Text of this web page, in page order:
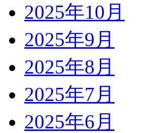
2025年10月
2025年9月
2025年8月
2025年7月
2025年6月